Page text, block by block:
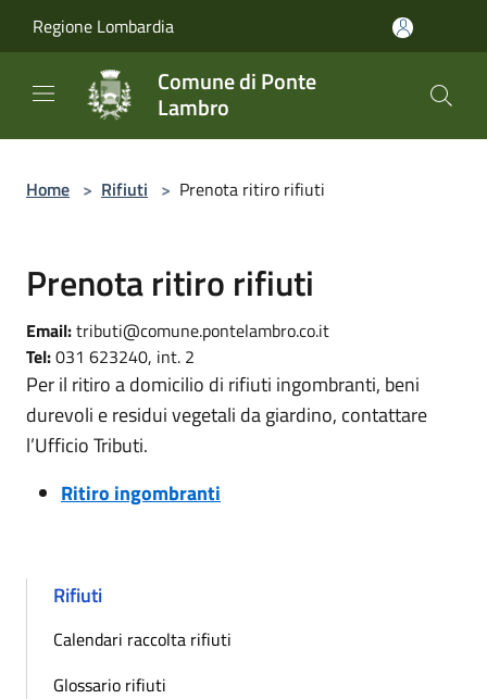
Regione Lombardia
Comune di Ponte
Lambro
Home > Rifiuti > Prenota ritiro rifiuti
Prenota ritiro rifiuti
Email:tributi@comune.pontelambro.co.it
Tel:031 623240, int. 2
Per il ritiro a domicilio di rifiuti ingombranti, beni
durevoli e residui vegetali da giardino, contattare
l’Ufficio Tributi.
Ritiro ingombranti
Rifiuti
Calendari raccolta rifiuti
Glossario rifiuti